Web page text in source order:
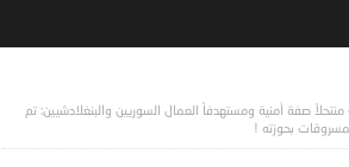
من 100 عملية سلب منتحلاً صفة أمنية ومستهدفاً العمال السوريين والبنغلادشيين: تم
بحوزته !